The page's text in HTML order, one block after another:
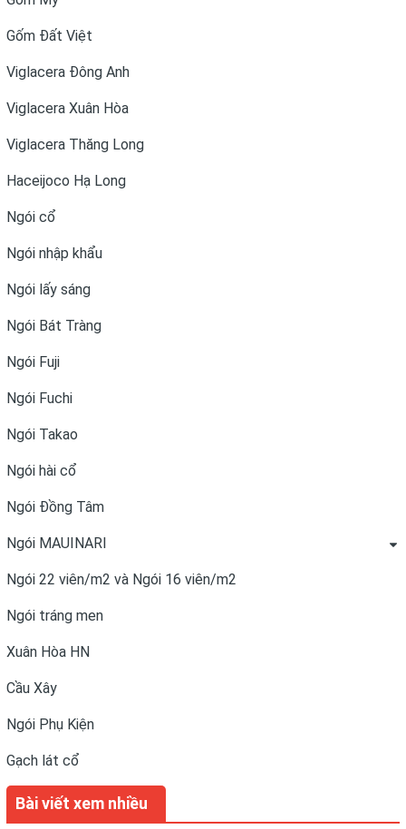
Gốm Đất Việt
Viglacera Đông Anh
Viglacera Xuân Hòa
Viglacera Thăng Long
Haceijoco Hạ Long
Ngói cổ
Ngói nhập khẩu
Ngói lấy sáng
Ngói Bát Tràng
Ngói Fuji
Ngói Fuchi
Ngói Takao
Ngói hài cổ
Ngói Đồng Tâm
Ngói MAUINARI
Ngói 22 viên/m2 và Ngói 16 viên/m2
Ngói tráng men
Xuân Hòa HN
Cầu Xây
Ngói Phụ Kiện
Gạch lát cổ
Bài viết xem nhiều